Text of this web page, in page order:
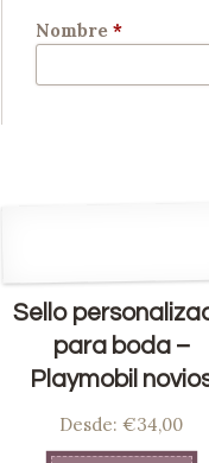
Nombre *
Sello
para boda –
Playmobil
Desde:€34,00